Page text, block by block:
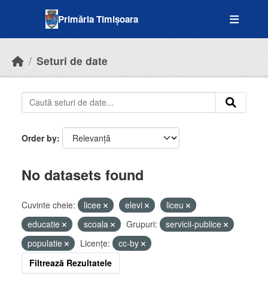
Primăria Timișoara
Seturi de date
Order by
No datasets found
Cuvinte cheie: licee elevi
liceu
educatie
scoala Grupuri:
servicii-publice
populatie
Licenţe:
cc-by
Filtrează Rezultatele